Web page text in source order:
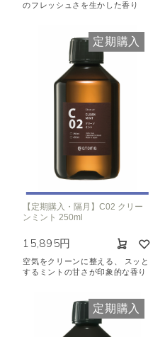
のフレッシュさを生かした香り
定期購入
【定期購入・隔月】C02 クリー
ンミント 250ml
15,895円
空気をクリーンに整える、 スッと
するミントの甘さが印象的な香り
定期購入